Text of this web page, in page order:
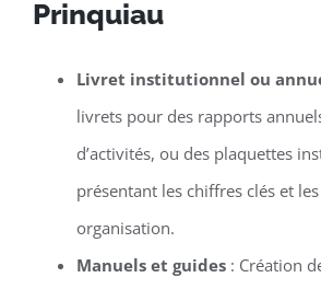
Prinquiau
Livret institutionnel ou
livrets pour des rapports
d’activités, ou des plaquettes
présentant les chiffres clés et
organisation.
Manuels et guides: Création